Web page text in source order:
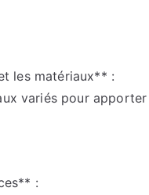
les matériaux** :
variés pour
: